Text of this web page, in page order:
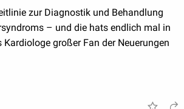
zur Diagnostik und Behandlung
– und die hats endlich mal in
großer Fan der Neuerungen